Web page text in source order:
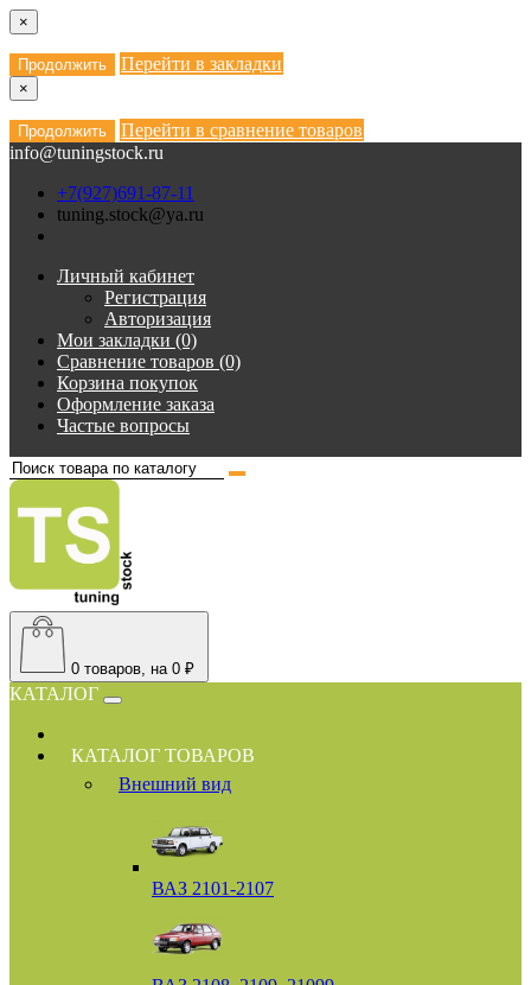
×
Продолжить Перейти в закладки
×
Продолжить
Перейти в сравнение товаров
info@tuningstock.ru
+7(927)691-87-11
tuning.stock@ya.ru
Личный кабинет
Регистрация
Авторизация
Мои закладки (0)
Сравнение товаров (0)
Корзина покупок
Оформление заказа
Частые вопросы
0 товаров, на 0 ₽
КАТАЛОГ
КАТАЛОГ ТОВАРОВ
Внешний вид
ВАЗ 2101-2107